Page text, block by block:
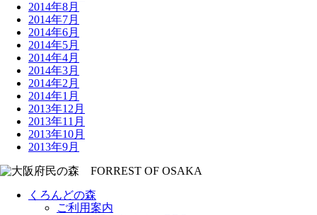
2014年8月
2014年7月
2014年6月
2014年5月
2014年4月
2014年3月
2014年2月
2014年1月
2013年12月
2013年11月
2013年10月
2013年9月
くろんどの森
ご利用案内